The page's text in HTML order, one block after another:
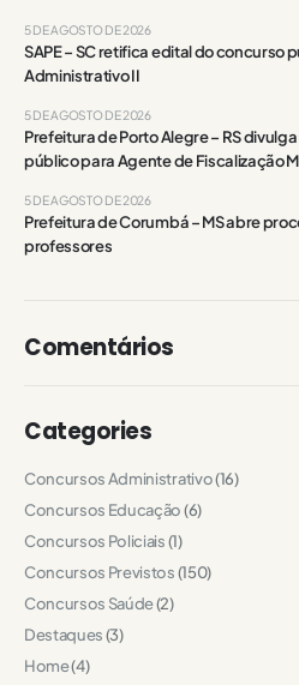
SAPE – SC retifica edital do concurso
Administrativo II
5 DE AGOSTO DE 2026
Prefeitura de Porto Alegre – RS
público para Agente de Fiscalização
5 DE AGOSTO DE 2026
Prefeitura de Corumbá – MS abre
professores
5 DE AGOSTO DE 2026
Comentários
Categories
Concursos Administrativo(16)
Concursos Educação(6)
Concursos Policiais(1)
Concursos Previstos(150)
Concursos Saúde(2)
Destaques(3)
Home(4)